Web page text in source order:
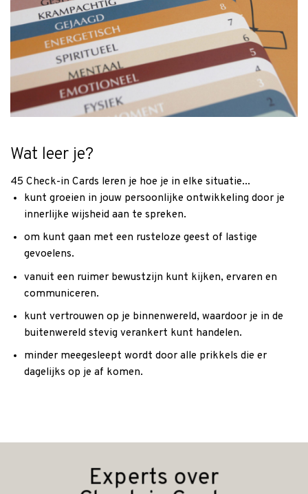
Wat leer je?
45 Check-in Cards leren je hoe je in elke situatie...
kunt groeien in jouw persoonlijke ontwikkeling door je
innerlijke wijsheid aan te spreken.
om kunt gaan met een rusteloze geest of lastige
gevoelens.
vanuit een ruimer bewustzijn kunt kijken, ervaren en
communiceren.
kunt vertrouwen op je binnenwereld, waardoor je in de
buitenwereld stevig verankert kunt handelen.
minder meegesleept wordt door alle prikkels die er
dagelijks op je af komen.
Experts over